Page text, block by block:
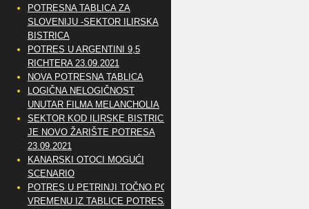
POTRESNA TABLICA ZA
SLOVENIJU -SEKTOR ILIRSKA
BISTRICA
POTRES U ARGENTINI 9,5
RICHTERA 23.09.2021
NOVA POTRESNA TABLICA
LOGIČNA NELOGIČNOST
UNUTAR FILMA MELANCHOLIA
SEKTOR KOD ILIRSKE BISTRICE
JE NOVO ŽARIŠTE POTRESA
23.09.2021
KANARSKI OTOCI MOGUĆI
SCENARIO
POTRES U PETRINJI TOČNO PO
VREMENU IZ TABLICE POTRESA